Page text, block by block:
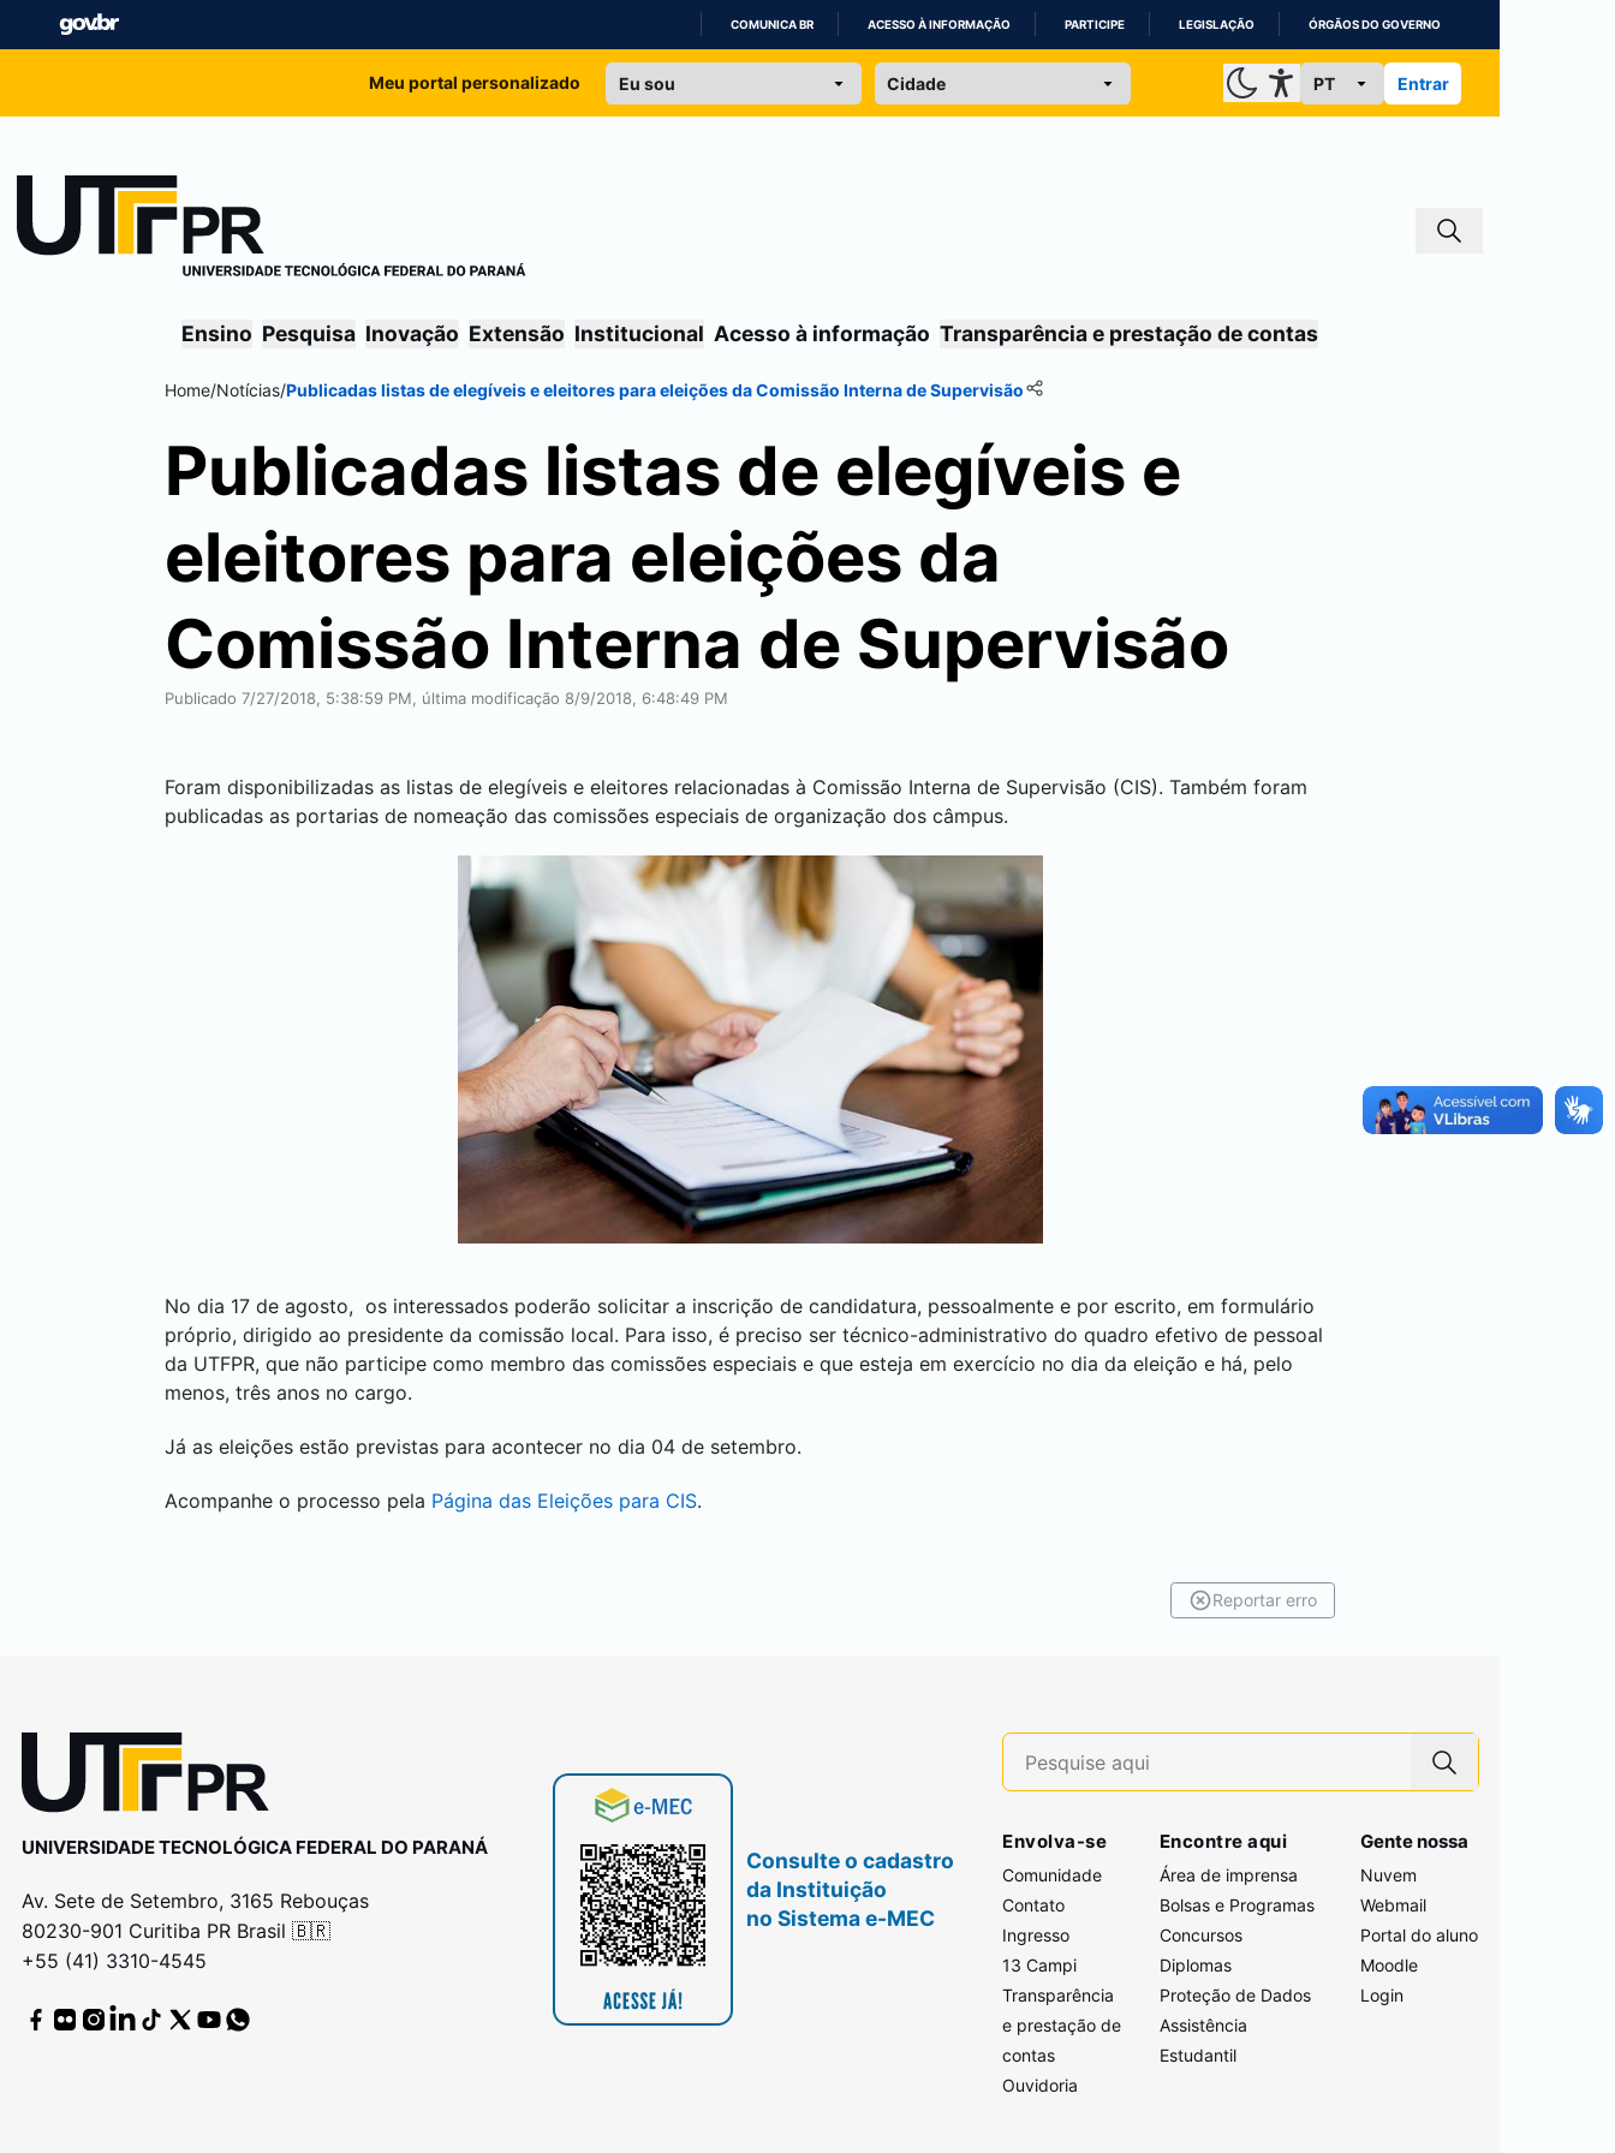
IR
COMUNICA BR ACESSO À INFORMAÇÃO PARTICIPE LEGISLAÇÃO ÓRGÃOS DO GOVERNO
Meu portal personalizado Entrar
Ensino Pesquisa Inovação Extensão Institucional Acesso à informação Transparência e prestação de contas
Home/Notícias/Publicadas listas de elegíveis e eleitores para eleições da Comissão Interna de Supervisão
Publicadas listas de elegíveis e
eleitores para eleições da
Comissão Interna de Supervisão
Publicado 7/27/2018, 5:38:59 PM, última modificação 8/9/2018, 6:48:49 PM
Foram disponibilizadas as listas de elegíveis e eleitores relacionadas à Comissão Interna de Supervisão (CIS). Também foram
publicadas as portarias de nomeação das comissões especiais de organização dos câmpus.
No dia 17 de agosto, os interessados poderão solicitar a inscrição de candidatura, pessoalmente e por escrito, em formulário
próprio, dirigido ao presidente da comissão local. Para isso, é preciso ser técnico-administrativo do quadro efetivo de pessoal
da UTFPR, que não participe como membro das comissões especiais e que esteja em exercício no dia da eleição e há, pelo
menos, três anos no cargo.
Já as eleições estão previstas para acontecer no dia 04 de setembro.
Acompanhe o processo pela Página das Eleições para CIS.
Reportar erro
UNIVERSIDADE TECNOLÓGICA FEDERAL DO PARANÁ
Av. Sete de Setembro, 3165 Rebouças
80230-901 Curitiba PR Brasil 🇧🇷
+55 (41) 3310-4545
Consulte o cadastro
da Instituição
no Sistema e-MEC
Envolva-se
Comunidade
Contato
Ingresso
13 Campi
Transparência
e prestação de
contas
Ouvidoria
Encontre aqui
Área de imprensa
Bolsas e Programas
Concursos
Diplomas
Proteção de Dados
Assistência
Estudantil
Gente nossa
Nuvem
Webmail
Portal do aluno
Moodle
Login